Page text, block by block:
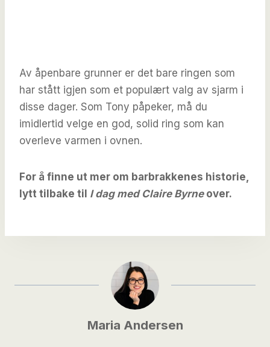
Av åpenbare grunner er det bare ringen som
har stått igjen som et populært valg av sjarm i
disse dager. Som Tony påpeker, må du
imidlertid velge en god, solid ring som kan
overleve varmen i ovnen.
For å finne ut mer om barbrakkenes historie,
lytt tilbake til I dag med Claire Byrneover.
Maria Andersen